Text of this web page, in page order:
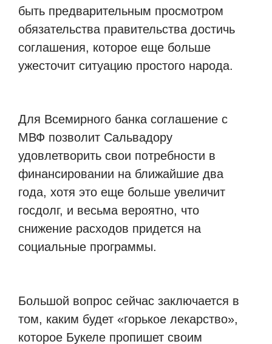
быть предварительным просмотром
обязательства правительства достичь
соглашения, которое еще больше
ужесточит ситуацию простого народа.
Для Всемирного банка соглашение с
МВФ позволит Сальвадору
удовлетворить свои потребности в
финансировании на ближайшие два
года, хотя это еще больше увеличит
госдолг, и весьма вероятно, что
снижение расходов придется на
социальные программы.
Большой вопрос сейчас заключается в
том, каким будет «горькое лекарство»,
которое Букеле пропишет своим